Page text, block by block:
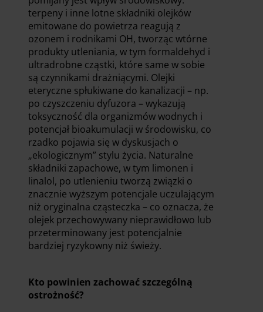
terpeny i inne lotne składniki olejków
emitowane do powietrza reagują z
ozonem i rodnikami OH, tworząc wtórne
produkty utleniania, w tym formaldehyd i
ultradrobne cząstki, które same w sobie
są czynnikami drażniącymi. Olejki
eteryczne spłukiwane do kanalizacji – np.
po czyszczeniu dyfuzora – wykazują
toksyczność dla organizmów wodnych i
potencjał bioakumulacji w środowisku, co
rzadko pojawia się w dyskusjach o
„ekologicznym” stylu życia. Naturalne
składniki zapachowe, w tym limonen i
linalol, po utlenieniu tworzą związki o
znacznie wyższym potencjale uczulającym
niż oryginalna cząsteczka – co oznacza, że
olejek przechowywany nieprawidłowo lub
przeterminowany jest potencjalnie
bardziej ryzykowny niż świeży.
Kto powinien zachować szczególną
ostrożność?